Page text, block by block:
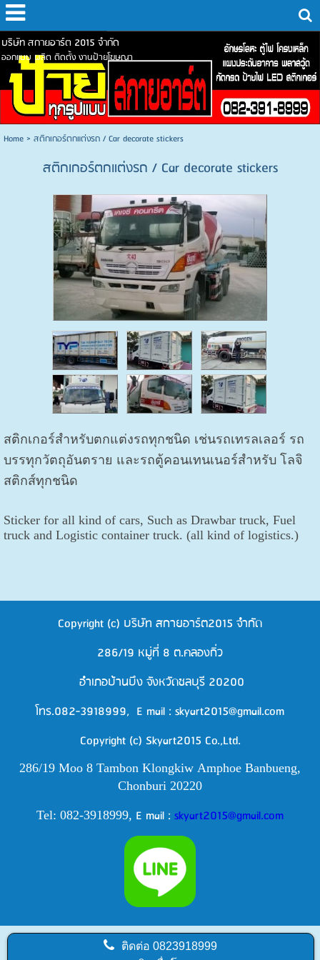
บริษัท สกายอาร์ต 2015 จำกัด
ออกแบบ ผลิต ติดตั้ง งานป้ายโฆษณา
Home> สติกเกอร์ตกแต่งรถ / Car decorate stickers
สติกเกอร์ตกแต่งรถ / Car decorate stickers
สติกเกอร์สำหรับตกแต่งรถทุกชนิด เช่นรถเทรลเลอร์ รถ
บรรทุกวัตถุอันตราย และรถตู้คอนเทนเนอร์สำหรับ โลจิ
สติกส์ทุกชนิด
Sticker for all kind of cars, Such as Drawbar truck, Fuel
truck and Logistic container truck. (all kind of logistics.)
Copyright (c) บริษัท สกายอาร์ต2015 จำกัด
286/19 หมู่ที่ 8 ต.คลองกิ่ว
อำเภอบ้านบึง จังหวัดชลบุรี 20200
โทร.082-3918999, E mail : skyart2015@gmail.com
Copyright (c) Skyart2015 Co.,Ltd.
286/19 Moo 8 Tambon Klongkiw Amphoe Banbueng,
Chonburi 20220
Tel: 082-3918999, E mail : skyart2015@gmail.com
ติดต่อ0823918999